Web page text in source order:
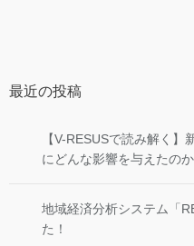
最近の投稿
【V-RESUSで読み解く
にどんな影響を与えたのか
地域経済分析システム「
た！